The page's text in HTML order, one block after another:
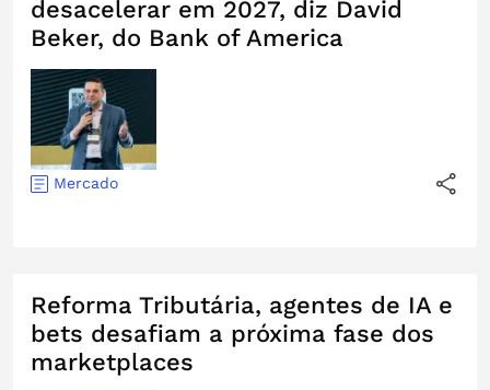
desacelerar em 2027, diz David
Beker, do Bank of America
Mercado
Reforma Tributária, agentes de IA e
bets desafiam a próxima fase dos
marketplaces